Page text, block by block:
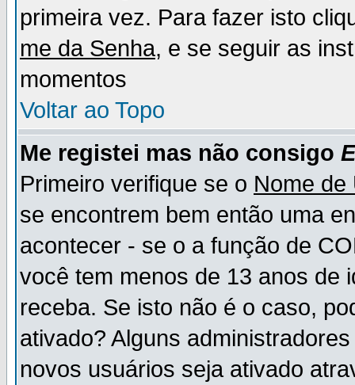
primeira vez. Para fazer isto
me da Senha, e se seguir as
momentos
Voltar ao Topo
Me registei mas não consigo
Primeiro verifique se o Nome de
se encontrem bem então uma
acontecer - se o a função de
você tem menos de 13 anos de
receba. Se isto não é o caso,
ativado? Alguns
novos usuários seja ativado